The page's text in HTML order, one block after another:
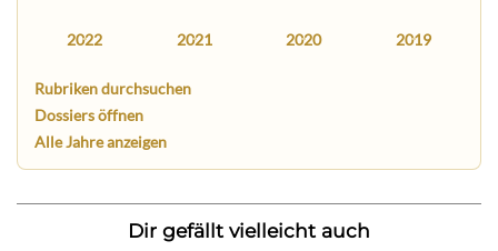
2022 2021 2020 2019
Rubriken durchsuchen
Dossiers öffnen
Alle Jahre anzeigen
Dir gefällt vielleicht auch